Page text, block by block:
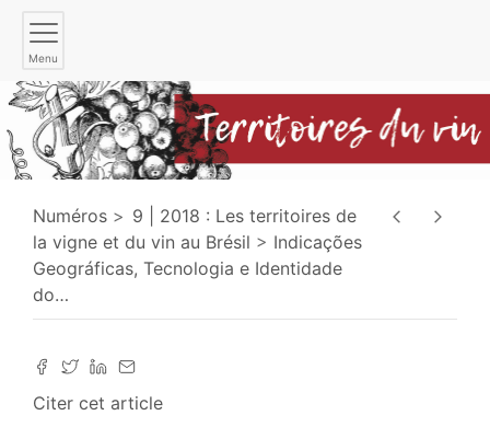
Menu
Numéros
9 | 2018 : Les territoires de
la vigne et du vin au Brésil
Indicações
Geográficas, Tecnologia e Identidade
do…
Citer cet article